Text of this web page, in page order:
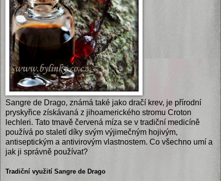
Sangre de Drago, známá také jako dračí krev, je přírodní
pryskyřice získávaná z jihoamerického stromu Croton
lechleri. Tato tmavě červená míza se v tradiční medicíně
používá po staletí díky svým výjimečným hojivým,
antiseptickým a antivirovým vlastnostem. Co všechno umí a
jak ji správně používat?
Tradiční využití Sangre de Drago